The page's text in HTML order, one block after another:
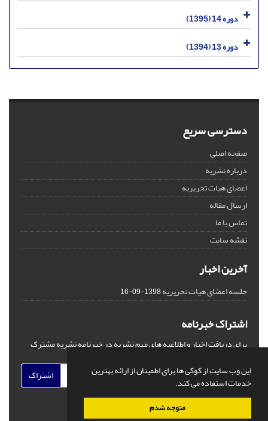
این وب سایت از کوکی ها برای اطمینان از ارائه بهترین
خدمات استفاده می کند.
متوجه شدم
دوره 14 (1395)
دوره 13 (1394)
دسترسی سریع
صفحه اصلی
درباره نشریه
اعضای هیات تحریریه
ارسال مقاله
تماس با ما
نقشه سایت
آخرین اخبار
جلسه اعضای هیات تحریریه1398-09-16
اشتراک خبرنامه
برای دریافت اخبار و اطلاعیه های مهم نشریه در خبرنامه نشریه مشترک
اشتراک